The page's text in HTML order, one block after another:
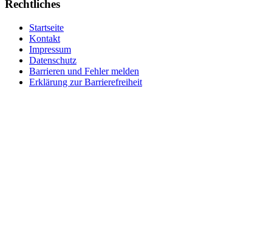
Rechtliches
Startseite
Kontakt
Impressum
Datenschutz
Barrieren und Fehler melden
Erklärung zur Barrierefreiheit